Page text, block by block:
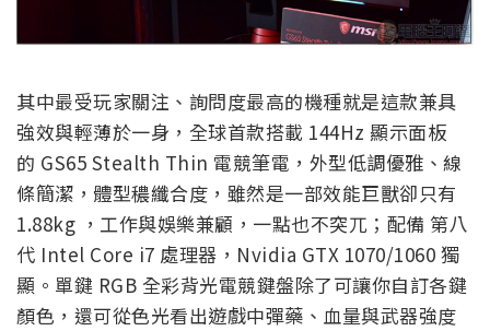
其中最受玩家關注、詢問度最高的機種就是這款兼具
強效與輕薄於一身，全球首款搭載 144Hz 顯示面板
的 GS65 Stealth Thin 電競筆電，外型低調優雅、線
條簡潔，體型穠纖合度，雖然是一部效能巨獸卻只有
1.88kg ，工作與娛樂兼顧，一點也不突兀；配備 第八
代 Intel Core i7 處理器，Nvidia GTX 1070/1060 獨
顯。單鍵 RGB 全彩背光電競鍵盤除了可讓你自訂各鍵
顏色，還可從色光看出遊戲中彈藥、血量與武器強度